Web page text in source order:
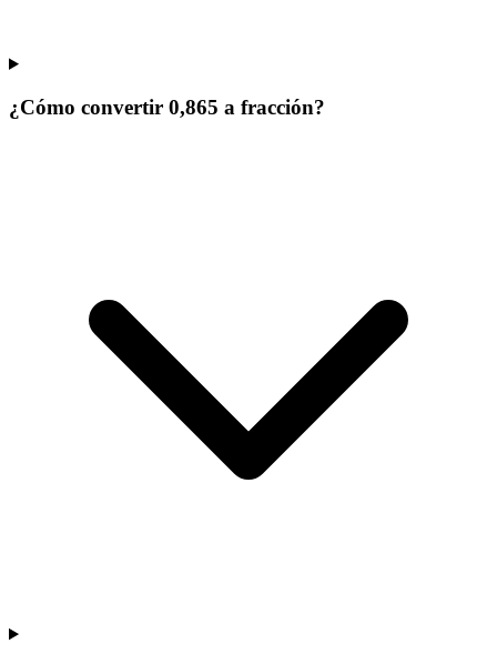
¿Cómo convertir 0,865 a fracción?